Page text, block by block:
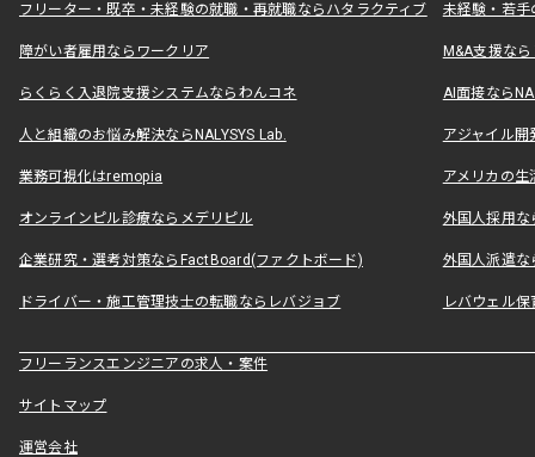
フリーター・既卒・未経験の就職・再就職ならハタラクティブ 未経験・若手
障がい者雇用ならワークリア M&A支援な
らくらく入退院支援システムならわんコネ AI面接なら
人と組織のお悩み解決ならNALYSYS Lab. アジャイル
業務可視化はremopia アメリカの
オンラインピル診療ならメデリピル 外国人採用
企業研究・選考対策ならFactBoard(ファクトボード) 外国人派遣な
ドライバー・施工管理技士の転職ならレバジョブ レバウェル
フリーランスエンジニアの求人・案件
サイトマップ
運営会社